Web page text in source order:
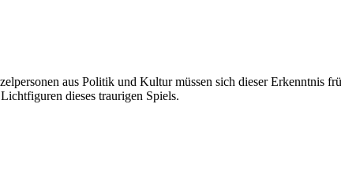
aus Politik und Kultur müssen sich dieser Erkenntnis
dieses traurigen Spiels.